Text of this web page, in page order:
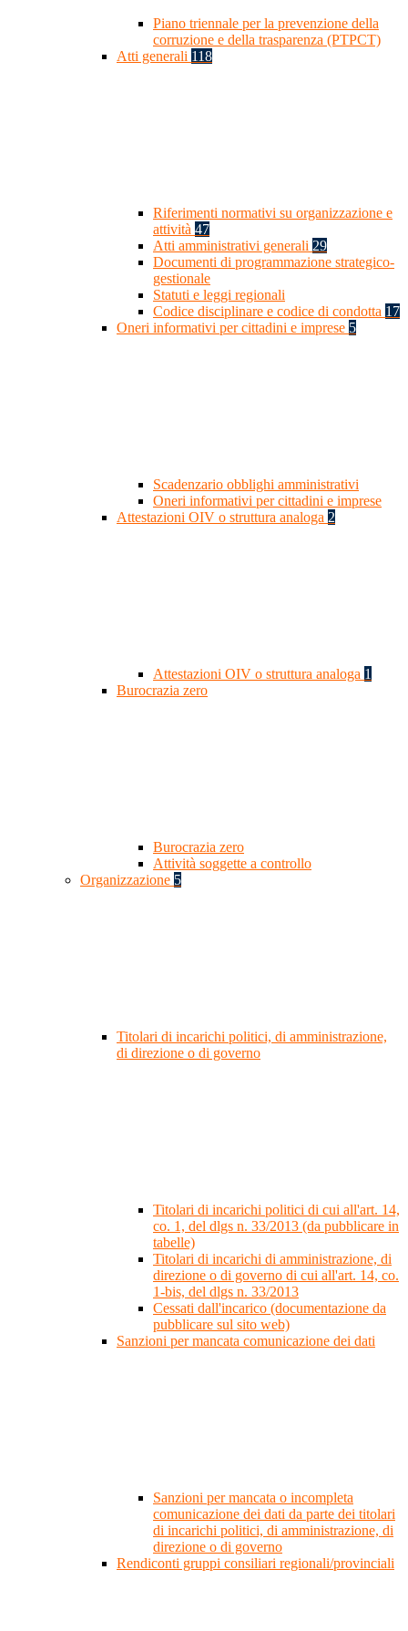
Piano triennale per la prevenzione della
corruzione e della trasparenza (PTPCT)
Atti generali 118
Riferimenti normativi su organizzazione e
attività 47
Atti amministrativi generali 29
Documenti di programmazione strategico-
gestionale
Statuti e leggi regionali
Codice disciplinare e codice di condotta 17
Oneri informativi per cittadini e imprese 5
Scadenzario obblighi amministrativi
Oneri informativi per cittadini e imprese
Attestazioni OIV o struttura analoga 2
Attestazioni OIV o struttura analoga 1
Burocrazia zero
Burocrazia zero
Attività soggette a controllo
Organizzazione 5
Titolari di incarichi politici, di amministrazione,
di direzione o di governo
Titolari di incarichi politici di cui all'art. 14,
co. 1, del dlgs n. 33/2013 (da pubblicare in
tabelle)
Titolari di incarichi di amministrazione, di
direzione o di governo di cui all'art. 14, co.
1-bis, del dlgs n. 33/2013
Cessati dall'incarico (documentazione da
pubblicare sul sito web)
Sanzioni per mancata comunicazione dei dati
Sanzioni per mancata o incompleta
comunicazione dei dati da parte dei titolari
di incarichi politici, di amministrazione, di
direzione o di governo
Rendiconti gruppi consiliari regionali/provinciali